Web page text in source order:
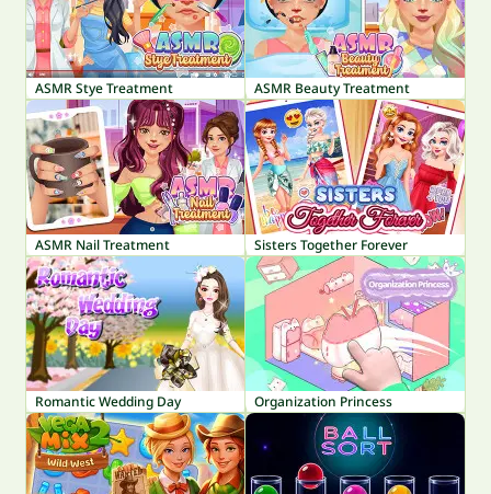
ASMR Stye Treatment ASMR Beauty Treatment
ASMR Nail Treatment Sisters Together Forever
Romantic Wedding Day Organization Princess